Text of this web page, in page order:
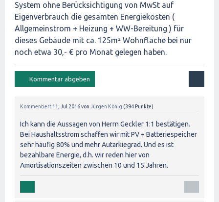
System ohne Berücksichtigung von MwSt auf
Eigenverbrauch die gesamten Energiekosten (
Allgemeinstrom + Heizung + WW-Bereitung ) für
dieses Gebäude mit ca. 125m² Wohnfläche bei nur
noch etwa 30,- € pro Monat gelegen haben.
Kommentiert 11, Jul 2016vonJürgen König (394 Punkte)
Ich kann die Aussagen von Herrn Geckler 1:1 bestätigen.
Bei Haushaltsstrom schaffen wir mit PV + Batteriespeicher
sehr häufig 80% und mehr Autarkiegrad. Und es ist
bezahlbare Energie, d.h. wir reden hier von
Amortisationszeiten zwischen 10 und 15 Jahren.